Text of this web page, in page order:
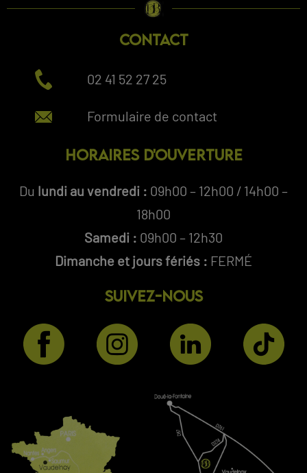
CONTACT
02 41 52 27 25
Formulaire de contact
HORAIRES D'OUVERTURE
Du lundi au vendredi : 09h00 – 12h00 / 14h00 –
18h00
Samedi : 09h00 – 12h30
Dimanche et jours fériés : FERMÉ
SUIVEZ-NOUS